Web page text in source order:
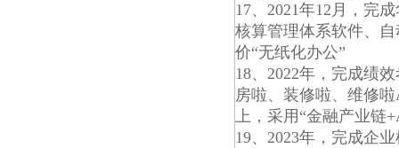
17、2021年12月，完
核算管理体系软件、
价“无纸化办公”
18、2022年，完成绩
房啦、装修啦、维修
上，采用“金融产业链
19、2023年，完成企